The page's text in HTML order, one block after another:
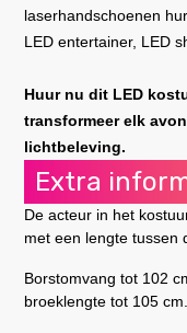
laserhandschoenen
LED entertainer, LED
Huur nu dit LED
transformeer elk
lichtbeleving.
Extra
De acteur in het
met een lengte tussen
Borstomvang tot 102
broeklengte tot 105 cm.